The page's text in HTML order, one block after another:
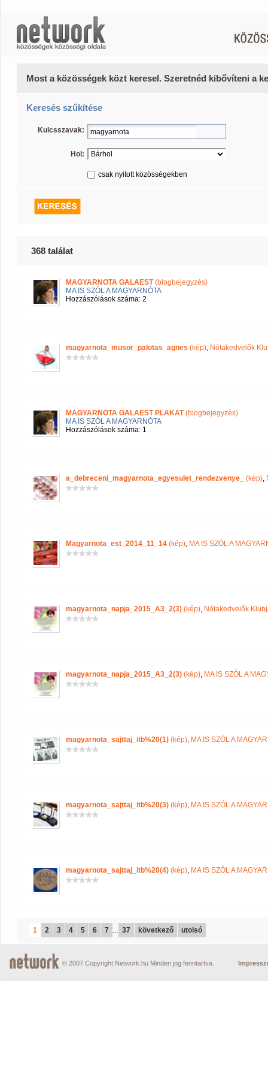
Most a közösségek közt keresel. Szeretnéd kibővíteni a
Keresés szűkítése
Kulcsszavak:
Hol:
csak nyitott közösségekben
368 találat
MAGYARNOTA GALAEST(blogbejegyzés)
MA IS SZÓL A MAGYARNÓTA
Hozzászólások száma: 2
magyarnota_musor_palotas_agnes (kép), Nótakedvelők
MAGYARNOTA GALAEST PLAKAT(blogbejegyzés)
MA IS SZÓL A MAGYARNÓTA
Hozzászólások száma: 1
a_debreceni_magyarnota_egyesulet_rendezvenye_ (kép),
Magyarnota_est_2014_11_14 (kép), MA IS SZÓL A
magyarnota_napja_2015_A3_2(3) (kép), Nótakedvelők
magyarnota_napja_2015_A3_2(3) (kép), MA IS SZÓL A
magyarnota_sajttaj_itb%20(1) (kép), MA IS SZÓL A
magyarnota_sajttaj_itb%20(3) (kép), MA IS SZÓL A
magyarnota_sajttaj_itb%20(4) (kép), MA IS SZÓL A
1 2 3 4 5 6 7 ... 37 következő utolsó
© 2007 Copyright Network.hu Minden jog fenntartva.